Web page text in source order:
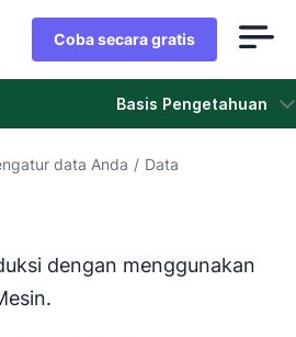
Coba secara gratis
Basis Pengetahuan
data Anda / Data
dari bahasa Inggris dengan
dengan menggunakan